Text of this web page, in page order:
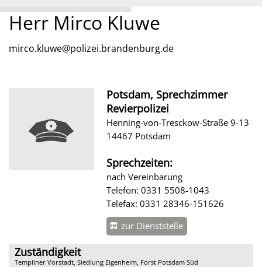
Herr Mirco Kluwe
mirco.kluwe@polizei.brandenburg.de
Potsdam, Sprechzimmer
Revierpolizei
Henning-von-Tresckow-Straße 9-13
14467 Potsdam
Sprechzeiten:
nach Vereinbarung
Telefon: 0331 5508-1043
Telefax: 0331 28346-151626
zur Dienststelle
Zuständigkeit
Templiner Vorstadt, Siedlung Eigenheim, Forst Potsdam Süd